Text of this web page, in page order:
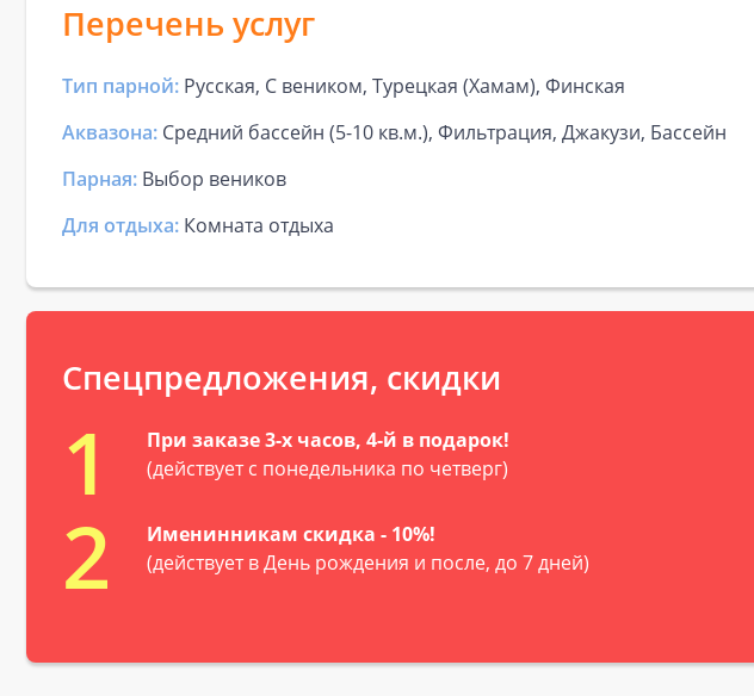
Перечень услуг
Тип парной: Русская, С веником, Турецкая (Хамам), Финская
Аквазона: Средний бассейн (5-10 кв.м.), Фильтрация, Джакузи, Бассейн
Парная: Выбор веников
Для отдыха: Комната отдыха
Спецпредложения, скидки
1
При заказе 3-х часов, 4-й в подарок!
(действует с понедельника по четверг)
2
Именинникам скидка - 10%!
(действует в День рождения и после, до 7 дней)